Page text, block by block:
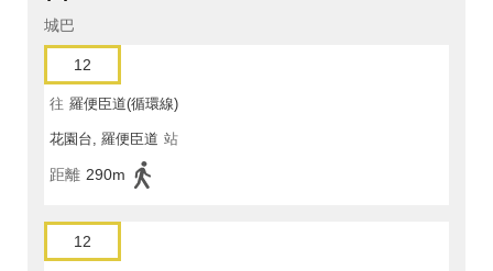
城巴
12
往 羅便臣道(循環線)
花園台, 羅便臣道 站
距離 290m
12